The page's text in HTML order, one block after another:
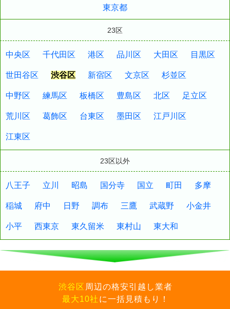
東京都
23区
中央区 千代田区 港区 品川区 大田区 目黒区
世田谷区 渋谷区 新宿区 文京区 杉並区
中野区 練馬区 板橋区 豊島区 北区 足立区
荒川区 葛飾区 台東区 墨田区 江戸川区
江東区
23区以外
八王子 立川 昭島 国分寺 国立 町田 多摩
稲城 府中 日野 調布 三鷹 武蔵野 小金井
小平 西東京 東久留米 東村山 東大和
渋谷区 周辺の格安引越し業者
最大10社 に一括見積もり！